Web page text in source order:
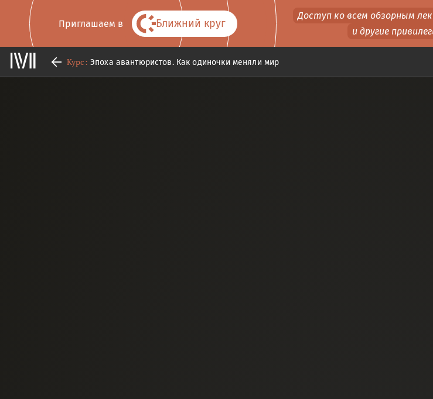
Приглашаем в Ближний круг
Доступ ко всем обзорным
и другие
Курс: Эпоха авантюристов. Как одиночки меняли мир